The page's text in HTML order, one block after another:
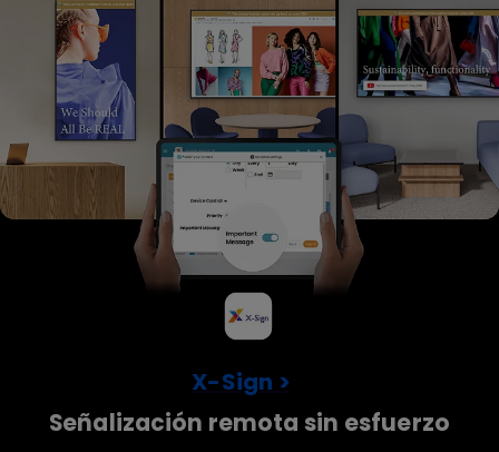
X-Sign >
Señalización remota sin esfuerzo